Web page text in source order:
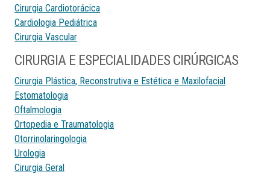
Cirurgia Cardiotorácica
Cardiologia Pediátrica
Cirurgia Vascular
CIRURGIA E ESPECIALIDADES CIRÚRGICAS
Cirurgia Plástica, Reconstrutiva e Estética e Maxilofacial
Estomatologia
Oftalmologia
Ortopedia e Traumatologia
Otorrinolaringologia
Urologia
Cirurgia Geral